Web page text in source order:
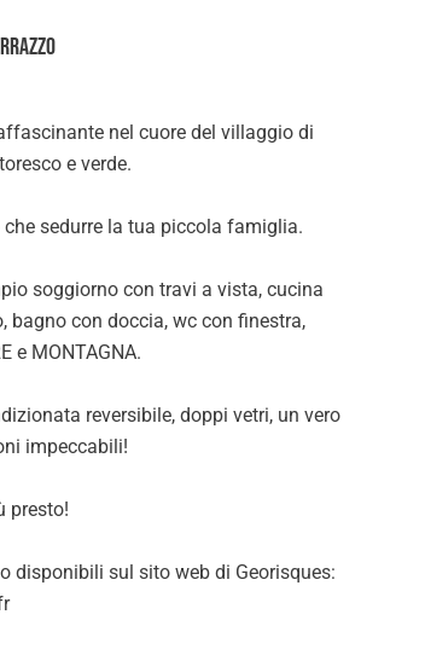
nel cuore del villaggio di
e verde.
sedurre la tua piccola famiglia.
soggiorno con travi a vista, cucina
bagno con doccia, wc con finestra,
e MONTAGNA.
reversibile, doppi vetri, un vero
impeccabili!
presto!
disponibili sul sito web di Georisques: